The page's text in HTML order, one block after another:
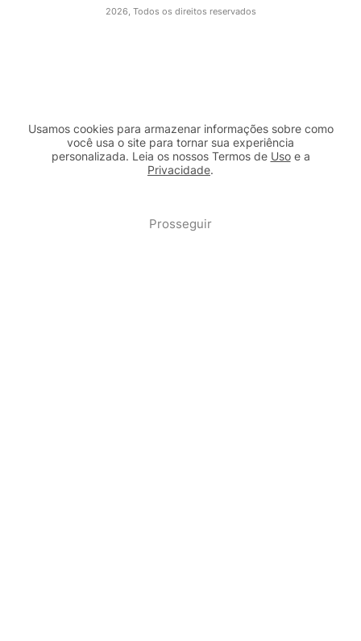
2026, Todos os direitos reservados
Usamos cookies para armazenar informações sobre como
você usa o site para tornar sua experiência
personalizada. Leia os nossos Termos de Usoe a
Privacidade.
Prosseguir